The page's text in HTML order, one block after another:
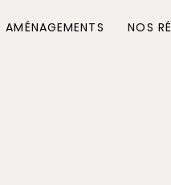
AMÉNAGEMENTS NOS